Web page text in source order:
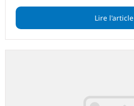
Lire l'article